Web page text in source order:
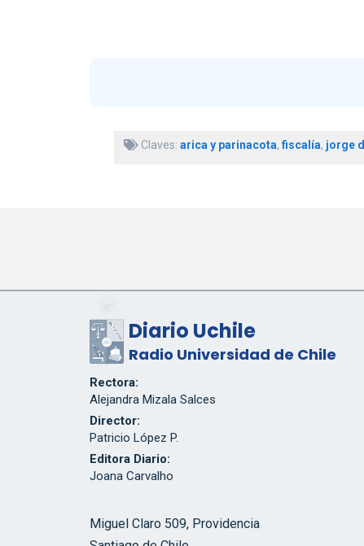
Claves: arica y parinacota, fiscalía, jorge
Diario Uchile
Radio Universidad de Chile
Rectora:
Alejandra Mizala Salces
Director:
Patricio López P.
Editora Diario:
Joana Carvalho
Miguel Claro 509, Providencia